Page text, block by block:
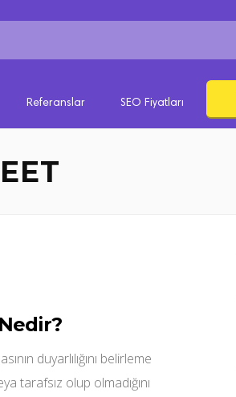
Referanslar SEO Fiyatları
duyarlılığını belirleme
tarafsız olup olmadığını